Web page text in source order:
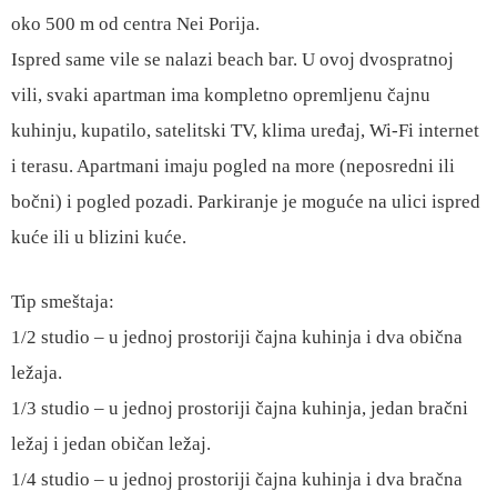
oko 500 m od centra Nei Porija.
Ispred same vile se nalazi beach bar. U ovoj dvospratnoj
vili, svaki apartman ima kompletno opremljenu čajnu
kuhinju, kupatilo, satelitski TV, klima uređaj, Wi-Fi internet
i terasu. Apartmani imaju pogled na more (neposredni ili
bočni) i pogled pozadi. Parkiranje je moguće na ulici ispred
kuće ili u blizini kuće.
Tip smeštaja:
1/2 studio – u jednoj prostoriji čajna kuhinja i dva obična
ležaja.
1/3 studio – u jednoj prostoriji čajna kuhinja, jedan bračni
ležaj i jedan običan ležaj.
1/4 studio – u jednoj prostoriji čajna kuhinja i dva bračna